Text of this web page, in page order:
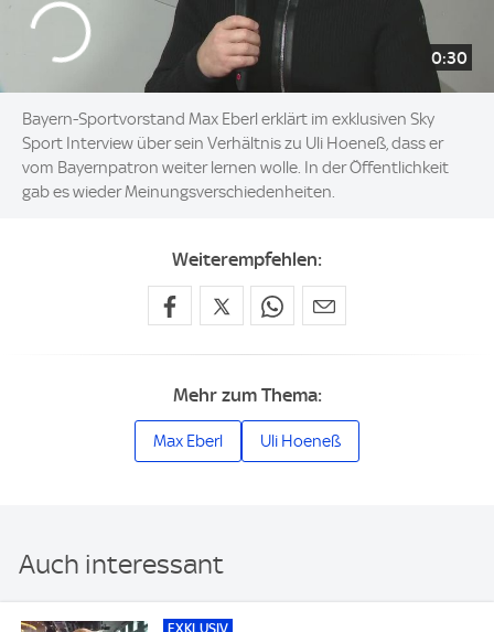
0:30
Bayern-Sportvorstand Max Eberl erklärt im exklusiven Sky
Sport Interview über sein Verhältnis zu Uli Hoeneß, dass er
vom Bayernpatron weiter lernen wolle. In der Öffentlichkeit
gab es wieder Meinungsverschiedenheiten.
Weiterempfehlen:
Mehr zum Thema:
Max Eberl Uli Hoeneß
Auch interessant
EXKLUSIV